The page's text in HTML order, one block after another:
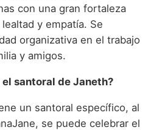
con una gran fortaleza
y empatía. Se
organizativa en el trabajo
y amigos.
el santoral de Janeth?
un santoral específico, al
se puede celebrar el